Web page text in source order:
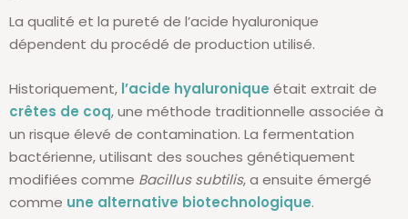
La qualité et la pureté de l’acide hyaluronique
dépendent du procédé de production utilisé.
Historiquement, l’acide hyaluronique était extrait de
crêtes de coq, une méthode traditionnelle associée à
un risque élevé de contamination. La fermentation
bactérienne, utilisant des souches génétiquement
modifiées comme Bacillus subtilis, a ensuite émergé
comme une alternative biotechnologique.